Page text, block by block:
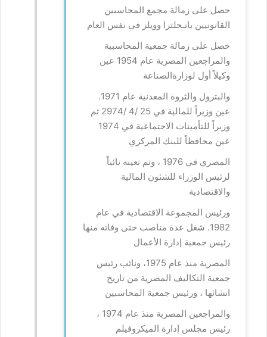
حصل على زمالة مجمع المحاسبين
القانونيين بانـجلترا وويلز في نفس العام
حصل على زمالة جمعية المحاسبية
والمراجعين المصرية عام 1954 عين
وكيلاً أول لوزارةالصناعة
والبترول والثروة المعدنية عام 1971.
عين وزيراً للمالية في 25 /4 /2974 ثم
وزيراً للتأمينات الاجتماعية في 1974
عين محافظاً للبنك المركزي
المصري في 1976 ، وتم تعينه نائباً
لرئيس الوزراء للشئون المالية
والاقتصادية
ورئيس المجموعة الاقتصادية في عام
1982. شغل عدة مناصب حتى وفاته منها
رئيس جمعية إدارة الأعمال
المصرية منذ عام 1975، ونائب رئيس
جمعية التكاليف المصرية من تاريخ
انشائها ، ورئيس جمعية المحاسبين
والمراجعين المصرية منذ عام 1974 ،
رئيس مجلس إدارة الميكروفيلم